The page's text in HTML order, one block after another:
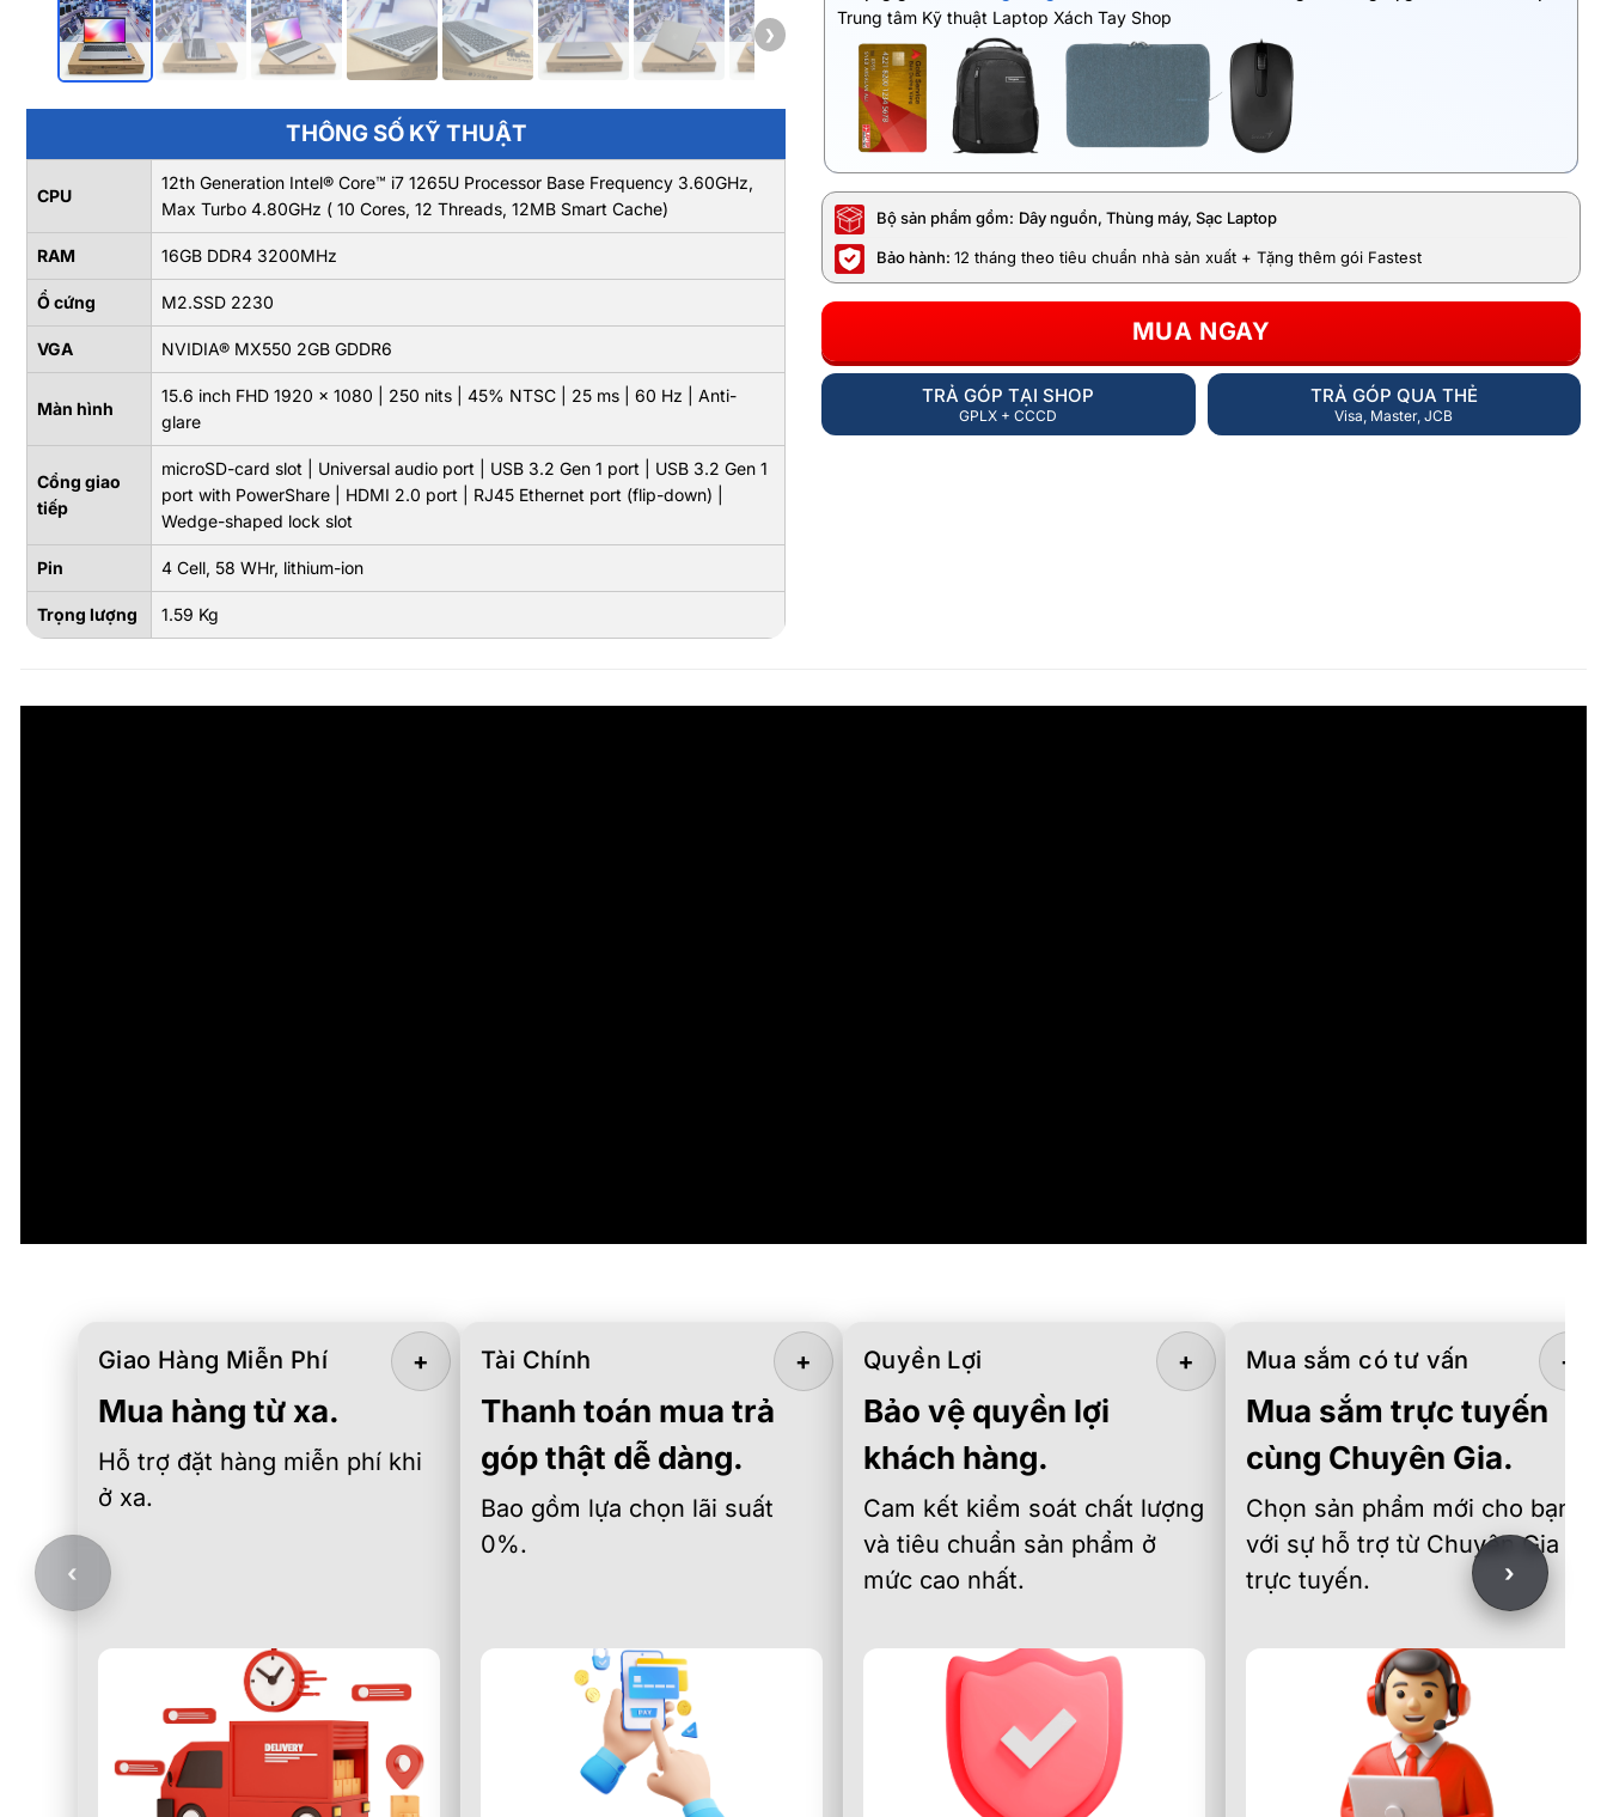
❯
THÔNG SỐ KỸ THUẬT
CPU
12th Generation Intel® Core™ i7 1265U Processor Base Frequency 3.60GHz,
Max Turbo 4.80GHz ( 10 Cores, 12 Threads, 12MB Smart Cache)
RAM 16GB DDR4 3200MHz
Ổ cứng M2.SSD 2230
VGA NVIDIA® MX550 2GB GDDR6
Màn hình
15.6 inch FHD 1920 x 1080 | 250 nits | 45% NTSC | 25 ms | 60 Hz | Anti-
glare
Cổng giao
tiếp
microSD-card slot | Universal audio port | USB 3.2 Gen 1 port | USB 3.2 Gen 1
port with PowerShare | HDMI 2.0 port | RJ45 Ethernet port (flip-down) |
Wedge-shaped lock slot
Pin 4 Cell, 58 WHr, lithium-ion
Trọng lượng 1.59 Kg
Trung tâm Kỹ thuật Laptop Xách Tay Shop
Bộ sản phẩm gồm: Dây nguồn, Thùng máy, Sạc Laptop
Bảo hành: 12 tháng theo tiêu chuẩn nhà sản xuất + Tặng thêm gói Fastest
MUA NGAY
TRẢ GÓP TẠI SHOP
GPLX + CCCD
TRẢ GÓP QUA THẺ
Visa, Master, JCB
‹
Giao Hàng Miễn Phí
Mua hàng từ xa.
Hỗ trợ đặt hàng miễn phí khi
ở xa.
+ Tài Chính
Thanh toán mua trả
góp thật dễ dàng.
Bao gồm lựa chọn lãi suất
0%.
+ Quyền Lợi
Bảo vệ quyền lợi
khách hàng.
Cam kết kiểm soát chất lượng
và tiêu chuẩn sản phẩm ở
mức cao nhất.
+ Mua sắm có tư vấn
Mua sắm trực tuyến
cùng Chuyên Gia.
Chọn sản phẩm mới cho bạn
với sự hỗ trợ từ Chuyên Gia
trực tuyến.
+
›